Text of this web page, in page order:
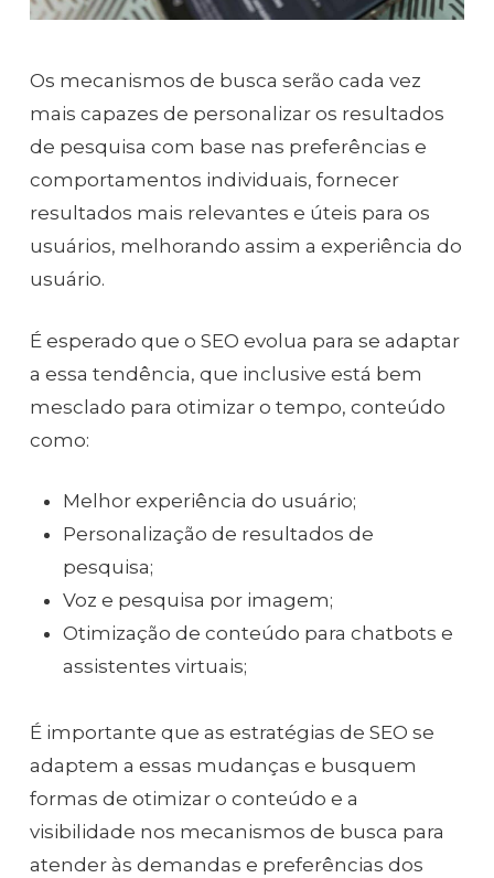
Os mecanismos de busca serão cada vez
mais capazes de personalizar os resultados
de pesquisa com base nas preferências e
comportamentos individuais, fornecer
resultados mais relevantes e úteis para os
usuários, melhorando assim a experiência do
usuário.
É esperado que o SEO evolua para se adaptar
a essa tendência, que inclusive está bem
mesclado para otimizar o tempo, conteúdo
como:
Melhor experiência do usuário;
Personalização de resultados de
pesquisa;
Voz e pesquisa por imagem;
Otimização de conteúdo para chatbots e
assistentes virtuais;
É importante que as estratégias de SEO se
adaptem a essas mudanças e busquem
formas de otimizar o conteúdo e a
visibilidade nos mecanismos de busca para
atender às demandas e preferências dos